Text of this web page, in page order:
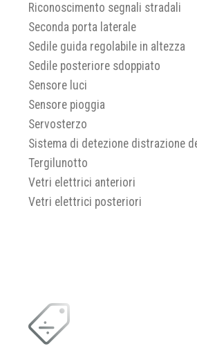
Riconoscimento segnali stradali
Seconda porta laterale
Sedile guida regolabile in altezza
Sedile posteriore sdoppiato
Sensore luci
Sensore pioggia
Servosterzo
Sistema di detezione distrazione
Tergilunotto
Vetri elettrici anteriori
Vetri elettrici posteriori